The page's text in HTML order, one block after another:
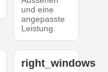
und eine
angepasste
Leistung.
right_windows